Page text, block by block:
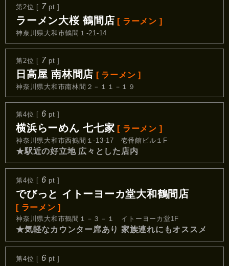
第2位 [ 7 pt ]
ラーメン大桜 鶴間店 [ ラーメン ]
神奈川県大和市鶴間１-21-14
第2位 [ 7 pt ]
日高屋 南林間店 [ ラーメン ]
神奈川県大和市南林間２－１１－１９
第4位 [ 6 pt ]
横浜らーめん 七七家 [ ラーメン ]
神奈川県大和市西鶴間１-13-17 壱番館ビル１F
★駅近の好立地 広々とした店内
第4位 [ 6 pt ]
でびっと イトーヨーカ堂大和鶴間店
[ ラーメン ]
神奈川県大和市鶴間１－３－１ イトーヨーカ堂1F
★気軽なカウンター席あり 家族連れにもオススメ
第4位 [ 6 pt ]